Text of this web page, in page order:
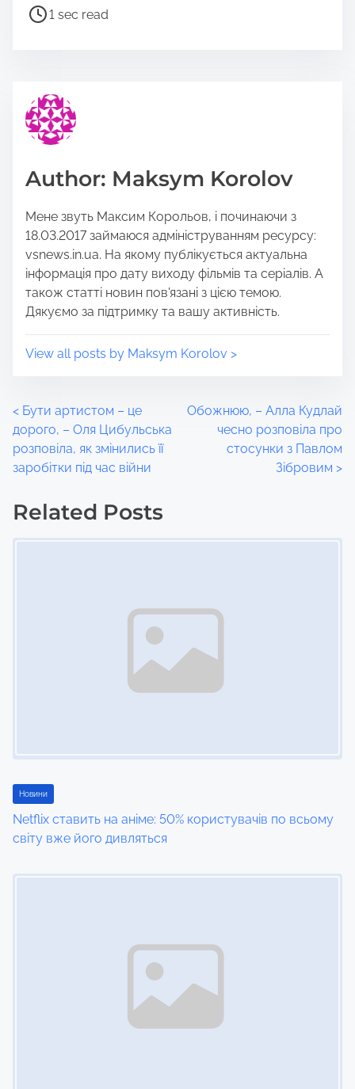
a
s
p
s
o
n
:
P
o
e
a
d
i
e
1 sec read
Author: Maksym Korolov
Мене звуть Максим Корольов, і починаючи з
18.03.2017 займаюся адмініструванням ресурсу:
vsnews.in.ua. На якому публікується актуальна
інформація про дату виходу фільмів та серіалів. А
також статті новин пов'язані з цією темою.
Дякуємо за підтримку та вашу активність.
View all posts by Maksym Korolov >
P
o
s
t
i
o
< Бути артистом – це
дорого, – Оля Цибульська
розповіла, як змінились її
заробітки під час війни
Обожнюю, – Алла Кудлай
чесно розповіла про
стосунки з Павлом
Зібровим >
Related Posts
Новини
Netflix ставить на аніме: 50% користувачів по всьому
світу вже його дивляться